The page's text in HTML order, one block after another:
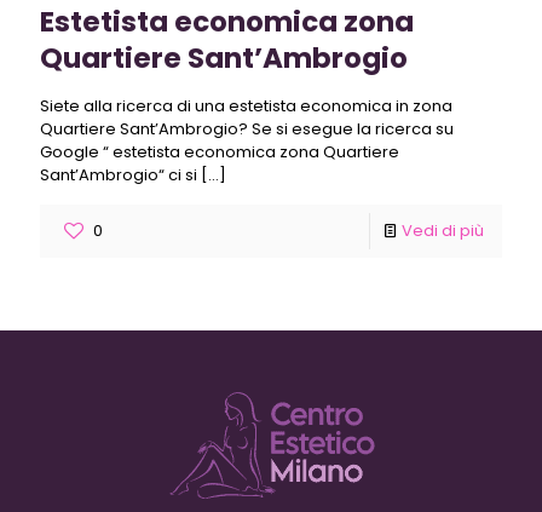
Estetista economica zona
Quartiere Sant’Ambrogio
Siete alla ricerca di una estetista economica in zona
Quartiere Sant’Ambrogio? Se si esegue la ricerca su
Google “ estetista economica zona Quartiere
Sant’Ambrogio“ ci si […]
0 Vedi di più